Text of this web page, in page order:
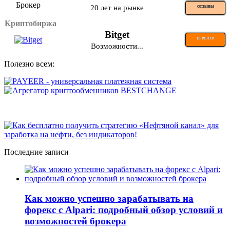
20 лет на рынке ОТЗЫВЫ
Криптобиржа
Bitget ПЕРЕЙТИ
Возможности...
Полезно всем:
Последние записи
Как можно успешно зарабатывать на
форекс с Alpari: подробный обзор условий и
возможностей брокера